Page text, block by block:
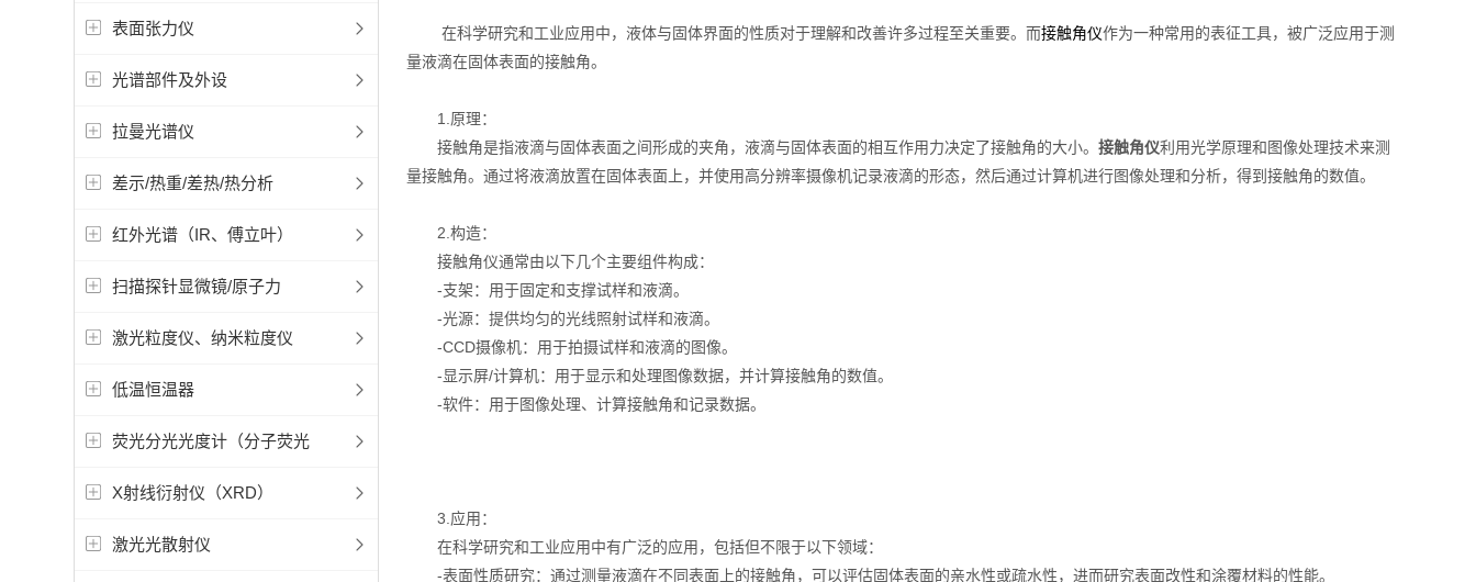
表面张力仪
光谱部件及外设
拉曼光谱仪
差示/热重/差热/热分析
红外光谱（IR、傅立叶）
扫描探针显微镜/原子力
激光粒度仪、纳米粒度仪
低温恒温器
荧光分光光度计（分子荧光
X射线衍射仪（XRD）
激光光散射仪
在科学研究和工业应用中，液体与固体界面的性质对于理解和改善许多过程至关重要。而接触角仪作为一种常用的表征工具，被广泛应用于测
量液滴在固体表面的接触角。
1.原理：
接触角是指液滴与固体表面之间形成的夹角，液滴与固体表面的相互作用力决定了接触角的大小。 接触角仪利用光学原理和图像处理技术来测
量接触角。通过将液滴放置在固体表面上，并使用高分辨率摄像机记录液滴的形态，然后通过计算机进行图像处理和分析，得到接触角的数值。
2.构造：
接触角仪通常由以下几个主要组件构成：
-支架：用于固定和支撑试样和液滴。
-光源：提供均匀的光线照射试样和液滴。
-CCD摄像机：用于拍摄试样和液滴的图像。
-显示屏/计算机：用于显示和处理图像数据，并计算接触角的数值。
-软件：用于图像处理、计算接触角和记录数据。
3.应用：
在科学研究和工业应用中有广泛的应用，包括但不限于以下领域：
-表面性质研究：通过测量液滴在不同表面上的接触角，可以评估固体表面的亲水性或疏水性，进而研究表面改性和涂覆材料的性能。